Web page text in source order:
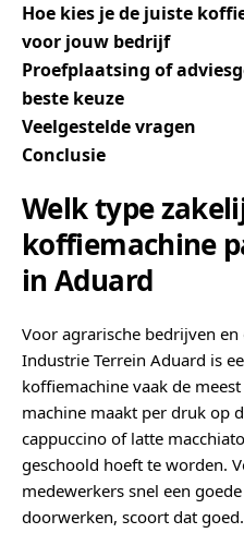
Hoe kies je de juiste
voor jouw bedrijf
Proefplaatsing of
beste keuze
Veelgestelde vragen
Conclusie
Welk type
koffiemachine
in Aduard
Voor agrarische bedrijven
Industrie Terrein Aduard is
koffiemachine vaak de
machine maakt per druk op
cappuccino of latte
geschoold hoeft te worden.
medewerkers snel een
doorwerken, scoort dat goed.